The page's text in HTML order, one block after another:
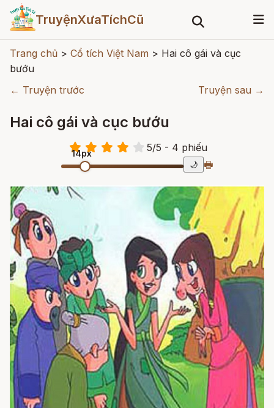
TruyệnXưaTíchCũ
Trang chủ > Cổ tích Việt Nam > Hai cô gái và cục
bướu
← Truyện trước
Truyện sau →
Hai cô gái và cục bướu
5/5 - 4 phiếu
14px
🌙 🖶